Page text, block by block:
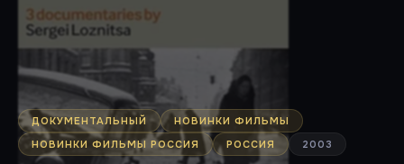
ДОКУМЕНТАЛЬНЫЙ
НОВИНКИ ФИЛЬМЫ
НОВИНКИ ФИЛЬМЫ РОССИЯ
РОССИЯ 2003